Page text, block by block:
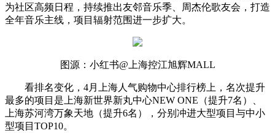
为社区高频日程，持续推出友邻音乐季、周杰伦歌友会，打造
全年音乐主线，项目辐射范围进一步扩大。
图源：小红书@上海控江旭辉MALL
看排名变化，4月上海人气购物中心排行榜上，名次提升
最多的项目是上海新世界新丸中心NEW ONE（提升7名）、
上海苏河湾万象天地（提升6名），分别冲进大型项目与中小
型项目TOP10。